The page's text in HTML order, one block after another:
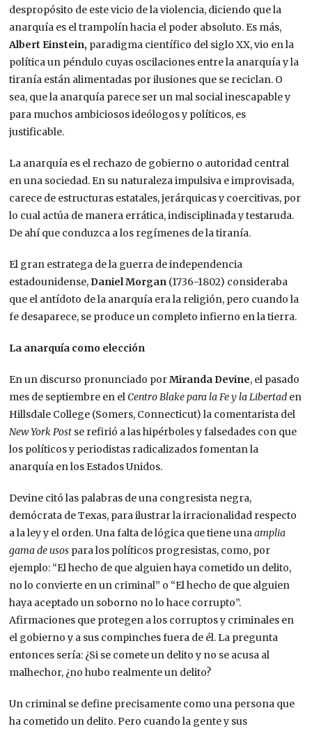
despropósito de este vicio de la violencia, diciendo que la
anarquía es el trampolín hacia el poder absoluto. Es más,
Albert Einstein, paradigma científico del siglo XX, vio en la
política un péndulo cuyas oscilaciones entre la anarquía y la
tiranía están alimentadas por ilusiones que se reciclan. O
sea, que la anarquía parece ser un mal social inescapable y
para muchos ambiciosos ideólogos y políticos, es
justificable.
La anarquía es el rechazo de gobierno o autoridad central
en una sociedad. En su naturaleza impulsiva e improvisada,
carece de estructuras estatales, jerárquicas y coercitivas, por
lo cual actúa de manera errática, indisciplinada y testaruda.
De ahí que conduzca a los regímenes de la tiranía.
El gran estratega de la guerra de independencia
estadounidense, Daniel Morgan (1736-1802) consideraba
que el antídoto de la anarquía era la religión, pero cuando la
fe desaparece, se produce un completo infierno en la tierra.
La anarquía como elección
En un discurso pronunciado porMiranda Devine, el pasado
mes de septiembre en elCentro Blake para la Fe y la Libertad en
Hillsdale College (Somers, Connecticut) la comentarista del
New York Post se refirió a las hipérboles y falsedades con que
los políticos y periodistas radicalizados fomentan la
anarquía en los Estados Unidos.
Devine citó las palabras de una congresista negra,
demócrata de Texas, para ilustrar la irracionalidad respecto
a la ley y el orden. Una falta de lógica que tiene unaamplia
gama de usos para los políticos progresistas, como, por
ejemplo: “El hecho de que alguien haya cometido un delito,
no lo convierte en un criminal” o “El hecho de que alguien
haya aceptado un soborno no lo hace corrupto”.
Afirmaciones que protegen a los corruptos y criminales en
el gobierno y a sus compinches fuera de él. La pregunta
entonces sería: ¿Si se comete un delito y no se acusa al
malhechor, ¿no hubo realmente un delito?
Un criminal se define precisamente como una persona que
ha cometido un delito. Pero cuando la gente y sus